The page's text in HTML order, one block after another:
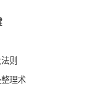
则
理术